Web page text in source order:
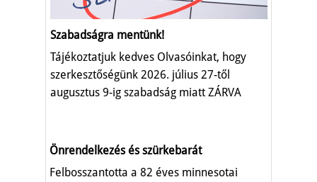
Szabadságra mentünk!
Tájékoztatjuk kedves Olvasóinkat, hogy
szerkesztőségünk 2026. július 27-től
augusztus 9-ig szabadság miatt ZÁRVA
Önrendelkezés és szürkebarát
Felbosszantotta a 82 éves minnesotai